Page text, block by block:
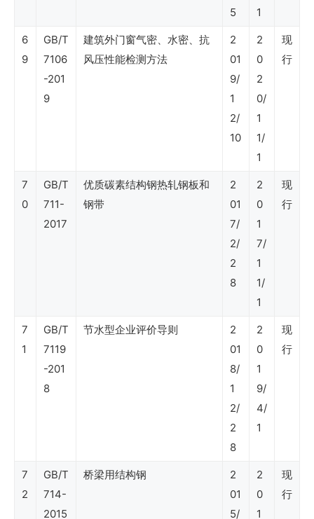
DEP
5
1
6
9
GB/T
7106
-201
9
建筑外门窗气密、水密、抗
风压性能检测方法
2
01
9/
1
2/
10
2
0
2
0/
1
1/
1
现
行
7
0
GB/T
711-
2017
优质碳素结构钢热轧钢板和
钢带
2
01
7/
2/
2
8
2
0
1
7/
1
1/
1
现
行
7
1
GB/T
7119
-201
8
节水型企业评价导则
2
01
8/
1
2/
2
8
2
0
1
9/
4/
1
现
行
7
2
GB/T
714-
2015
桥梁用结构钢
2
01
5/
2
0
1
现
行